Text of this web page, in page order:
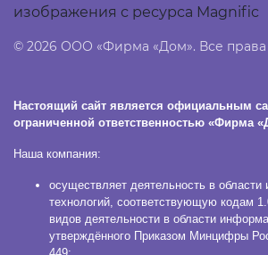
изображения с ресурса Magnific
© 2026 ООО «Фирма «Дом». Все
Настоящий сайт является официальным
ограниченной ответственностью «Фирма
Наша компания:
осуществляет деятельность в
технологий, соответствующую кодам
видов деятельности в области
утверждённого Приказом Минцифры